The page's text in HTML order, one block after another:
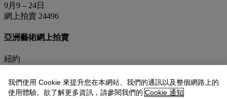
9月9 – 24日
網上拍賣 24496
亞洲藝術網上拍賣
紐約
9月10 – 24日
網上拍賣 24560
我們使用 Cookie 來提升您在本網站、我們的通訊以及整個網路上的
使用體驗。欲了解更多資訊，請參閱我們的 Cookie 通知